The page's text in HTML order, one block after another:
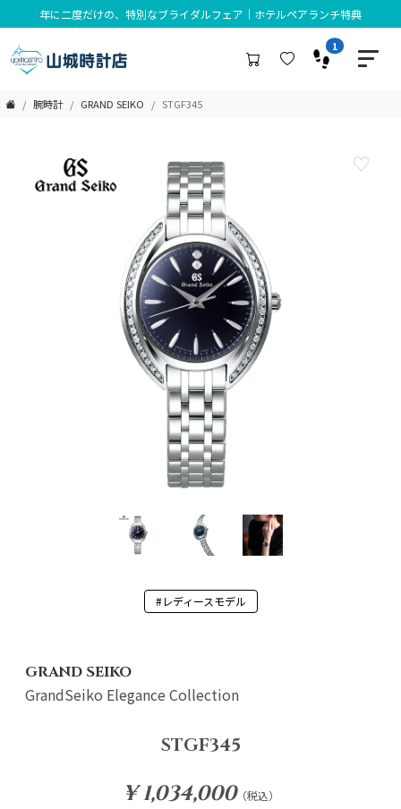
年に二度だけの、特別なブライダルフェア｜ホテルペアランチ特典
1
腕時計 GRAND SEIKO STGF345
#レディースモデル
GRAND SEIKO
GrandSeiko Elegance Collection
STGF345
¥ 1,034,000（税込）